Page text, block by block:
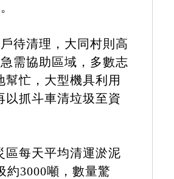
待清理，大同村則高
需協助區域，多數志
幫忙，大型機具利用
以抓斗車清垃圾至資
區每天平均清運淤泥
約3000噸，數量驚